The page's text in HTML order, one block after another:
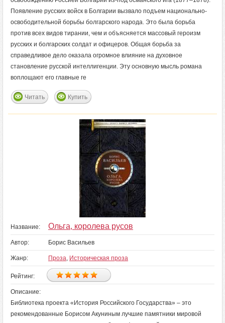
Появление русских войск в Болгарии вызвало подъем национально-
освободительной борьбы болгарского народа. Это была борьба
против всех видов тирании, чем и объясняется массовый героизм
русских и болгарских солдат и офицеров. Общая борьба за
справедливое дело оказала огромное влияние на духовное
становление русской интеллигенции. Эту основную мысль романа
воплощают его главные ге
Читать Купить
Название: Ольга, королева русов
Автор: Борис Васильев
Жанр: Проза, Историческая проза
Рейтинг:
Описание:
Библиотека проекта «История Российского Государства» – это
рекомендованные Борисом Акуниным лучшие памятники мировой